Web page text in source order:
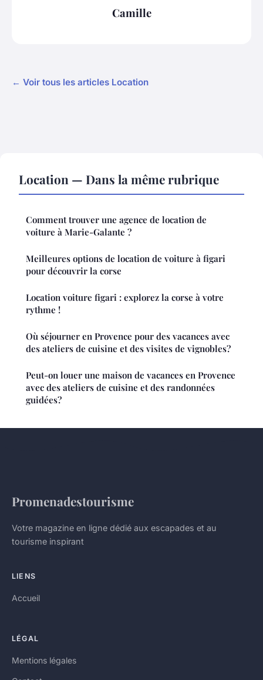
Camille
← Voir tous les articles Location
Location — Dans la même rubrique
Comment trouver une agence de location de
voiture à Marie-Galante ?
Meilleures options de location de voiture à figari
pour découvrir la corse
Location voiture figari : explorez la corse à votre
rythme !
Où séjourner en Provence pour des vacances avec
des ateliers de cuisine et des visites de vignobles?
Peut-on louer une maison de vacances en Provence
avec des ateliers de cuisine et des randonnées
guidées?
Promenadestourisme
Votre magazine en ligne dédié aux escapades et au
tourisme inspirant
LIENS
Accueil
LÉGAL
Mentions légales